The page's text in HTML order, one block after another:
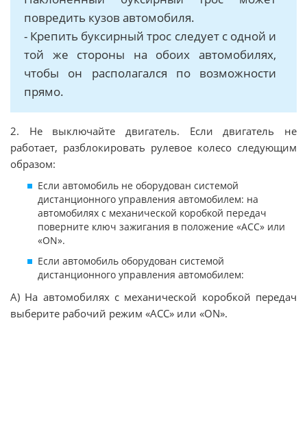
повредить кузов автомобиля.
- Крепить буксирный трос следует с одной и
той же стороны на обоих автомобилях,
чтобы он располагался по возможности
прямо.
2. Не выключайте двигатель. Если двигатель не
работает, разблокировать рулевое колесо следующим
образом:
Если автомобиль не оборудован системой
дистанционного управления автомобилем: на
автомобилях с механической коробкой передач
поверните ключ зажигания в положение «АСС» или
«ON».
Если автомобиль оборудован системой
дистанционного управления автомобилем:
А) На автомобилях с механической коробкой передач
выберите рабочий режим «АСС» или «ON».